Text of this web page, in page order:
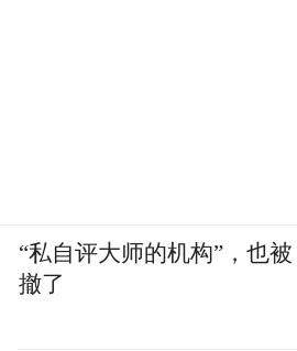
“私自评大师的机构”，也被
撤了